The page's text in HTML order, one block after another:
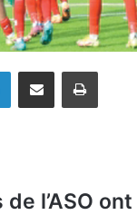
l’ASO